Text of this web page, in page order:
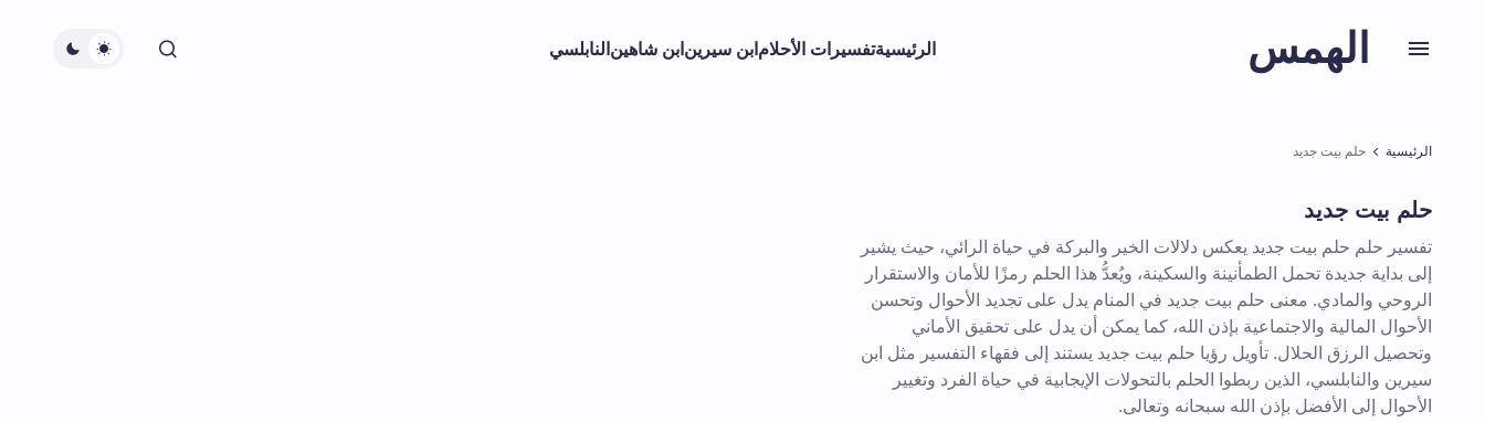
الهمس الرئيسيةتفسيرات الأحلام ابن سيرين ابن شاهين النابلسي
الرئيسية حلم بيت جديد
حلم بيت جديد
تفسير حلم حلم بيت جديد يعكس دلالات الخير والبركة في حياة الرائي، حيث يشير
إلى بداية جديدة تحمل الطمأنينة والسكينة، ويُعدُّ هذا الحلم رمزًا للأمان والاستقرار
الروحي والمادي. معنى حلم بيت جديد في المنام يدل على تجديد الأحوال وتحسن
الأحوال المالية والاجتماعية بإذن الله، كما يمكن أن يدل على تحقيق الأماني
وتحصيل الرزق الحلال. تأويل رؤيا حلم بيت جديد يستند إلى فقهاء التفسير مثل ابن
سيرين والنابلسي، الذين ربطوا الحلم بالتحولات الإيجابية في حياة الفرد وتغيير
الأحوال إلى الأفضل بإذن الله سبحانه وتعالى.